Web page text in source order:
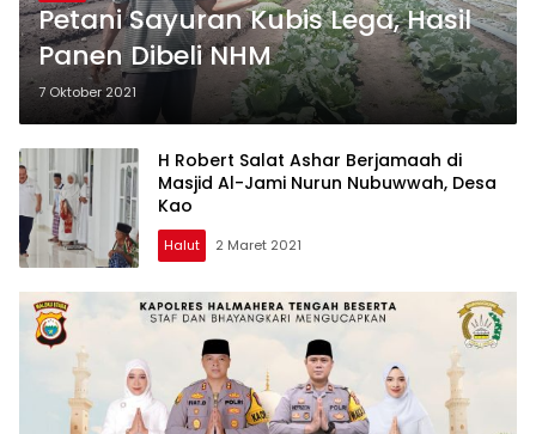
Petani Sayuran Kubis Lega, Hasil
Panen Dibeli NHM
7 Oktober 2021
H Robert Salat Ashar Berjamaah di
Masjid Al-Jami Nurun Nubuwwah, Desa
Kao
Halut 2 Maret 2021